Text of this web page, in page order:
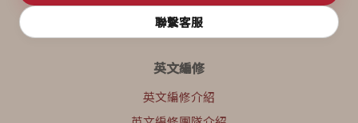
聯繫客服
英文編修
英文編修介紹